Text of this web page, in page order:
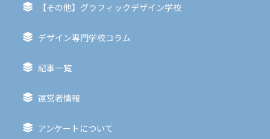
【その他】グラフィックデザイン学校
デザイン専門学校コラム
記事一覧
運営者情報
アンケートについて